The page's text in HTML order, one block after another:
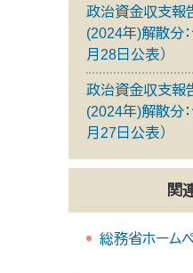
政治資金収支報
(2024年)解散分
月28日公表）
政治資金収支報
(2024年)解散分
月27日公表）
関
総務省ホーム